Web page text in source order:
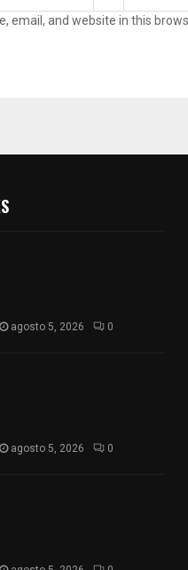
email, and website in this
agosto 5, 2026 0
agosto 5, 2026 0